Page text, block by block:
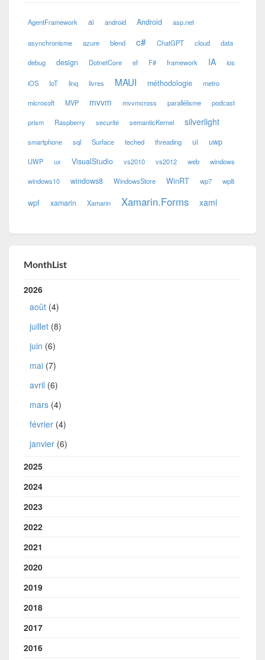
AgentFramework ai android Android asp.net
asynchronisme azure blend c# ChatGPT cloud data
debug design DotnetCore ef F# framework IA ios
iOS IoT linq livres MAUI méthodologie metro
microsoft MVP mvvm mvvmcross parallélisme podcast
prism Raspberry securité semanticKernel silverlight
smartphone sql Surface teched threading ui uwp
UWP ux VisualStudio vs2010 vs2012 web windows
windows10 windows8 WindowsStore WinRT wp7 wp8
wpf xamarin Xamarin Xamarin.Forms xaml
MonthList
2026
août (4)
juillet (8)
juin (6)
mai (7)
avril (6)
mars (4)
février (4)
janvier (6)
2025
2024
2023
2022
2021
2020
2019
2018
2017
2016